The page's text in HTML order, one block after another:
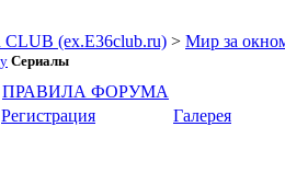
(ex.E36club.ru) > Мир за
Сериалы
ПРАВИЛА ФОРУМА
Регистрация Галерея